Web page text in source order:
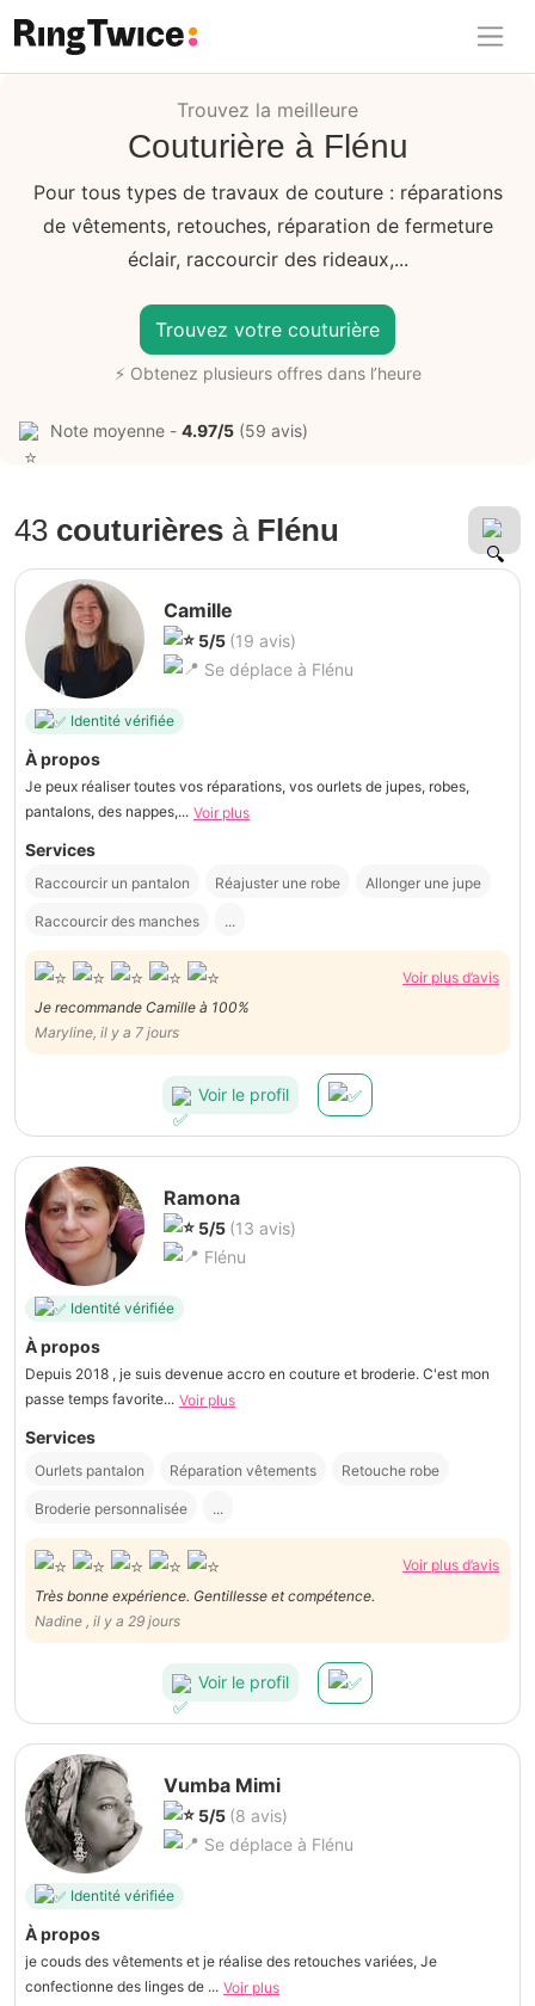
Ring Twice
Trouvez la meilleure
Couturière à Flénu
Pour tous types de travaux de couture : réparations
de vêtements, retouches, réparation de fermeture
éclair, raccourcir des rideaux,...
Trouvez votre couturière
⚡ Obtenez plusieurs offres dans l’heure
Note moyenne - 4.97/5 (59 avis)
43 couturières à Flénu
Camille
5/5 (19 avis)
Se déplace à Flénu
Identité vérifiée
À propos
Je peux réaliser toutes vos réparations, vos ourlets de jupes, robes,
pantalons, des nappes,... Voir plus
Services
Raccourcir un pantalon Réajuster une robe Allonger une jupe
Raccourcir des manches ...
Voir plus d’avis
Je recommande Camille à 100%
Maryline, il y a 7 jours
Voir le profil
Ramona
5/5 (13 avis)
Flénu
Identité vérifiée
À propos
Depuis 2018 , je suis devenue accro en couture et broderie. C'est mon
passe temps favorite... Voir plus
Services
Ourlets pantalon Réparation vêtements Retouche robe
Broderie personnalisée ...
Voir plus d’avis
Très bonne expérience. Gentillesse et compétence.
Nadine , il y a 29 jours
Voir le profil
Vumba Mimi
5/5 (8 avis)
Se déplace à Flénu
Identité vérifiée
À propos
je couds des vêtements et je réalise des retouches variées, Je
confectionne des linges de ... Voir plus